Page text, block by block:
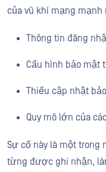
của vũ khí mạng mạnh
Thông tin đăng
Cấu hình bảo mật
Thiếu cập nhật
Quy mô lớn của
Sự cố này là một trong
từng được ghi nhận,